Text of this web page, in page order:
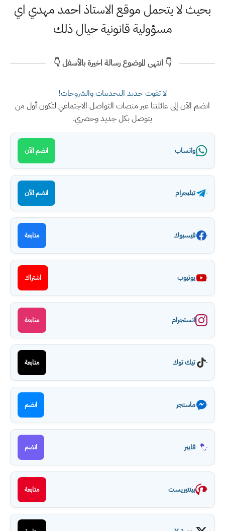
بحيث لا يتحمل موقع الاستاذ احمد مهدي اي
مسؤولية قانونية حيال ذلك
👇 انتهى الموضوع رسالة اخيرة بالأسفل 👇
لا تفوت جديد التحديثات والشروحات!
انضم الآن إلى عائلتنا عبر منصات التواصل الاجتماعي لتكون أول من
يتوصل بكل جديد وحصري.
واتساب انضم الآن
تيليجرام انضم الآن
فيسبوك متابعة
يوتيوب اشتراك
انستجرام متابعة
تيك توك متابعة
ماسنجر انضم
فايبر انضم
بينتيريست متابعة